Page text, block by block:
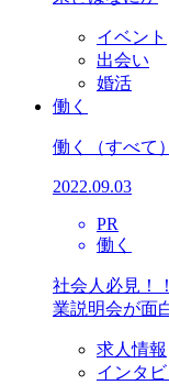
イベント
出会い
婚活
働く
働く （すべて）
2022.09.03
PR
働く
社会人必見！
業説明会が面
求人情報
インタ